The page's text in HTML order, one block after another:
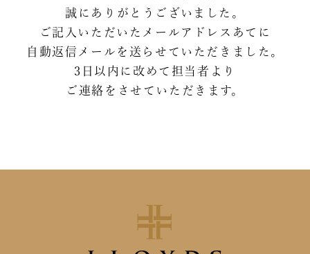
誠にありがとうございました。
ご記入いただいたメールアドレスあてに
自動返信メールを送らせていただきました。
3日以内に改めて担当者より
ご連絡をさせていただきます。